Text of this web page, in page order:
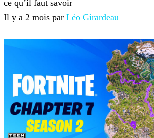
ce qu’il faut savoir
Il y a 2 mois par Léo Girardeau